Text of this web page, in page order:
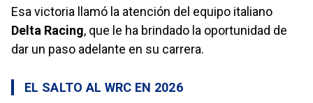
Esa victoria llamó la atención del equipo italiano
Delta Racing, que le ha brindado la oportunidad de
dar un paso adelante en su carrera.
EL SALTO AL WRC EN 2026